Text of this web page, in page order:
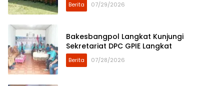
Berita 07/29/2026
Bakesbangpol Langkat Kunjungi
Sekretariat DPC GPIE Langkat
Berita 07/28/2026